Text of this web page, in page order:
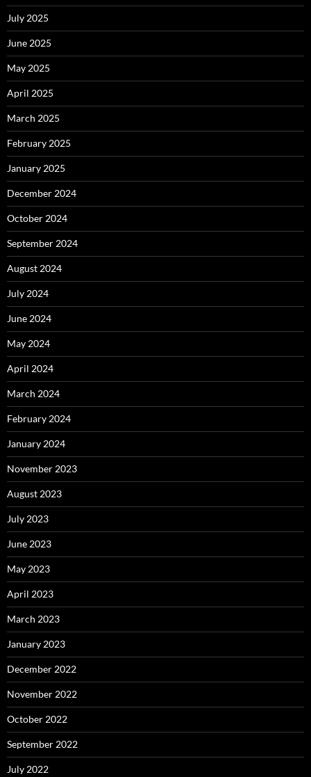
July 2025
June 2025
May 2025
April 2025
March 2025
February 2025
January 2025
December 2024
October 2024
September 2024
August 2024
July 2024
June 2024
May 2024
April 2024
March 2024
February 2024
January 2024
November 2023
August 2023
July 2023
June 2023
May 2023
April 2023
March 2023
January 2023
December 2022
November 2022
October 2022
September 2022
July 2022